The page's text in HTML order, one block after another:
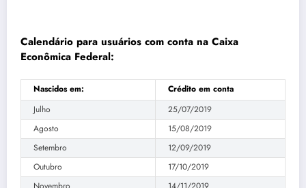
Calendário para usuários com conta na Caixa
Econômica Federal:
Nascidos em:
Crédito em conta
Julho
25/07/2019
Agosto
15/08/2019
Setembro
12/09/2019
Outubro
17/10/2019